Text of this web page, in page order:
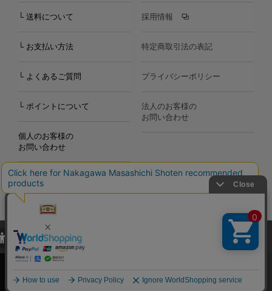
└ 送料について
└ お支払い方法
└ よくあるご質問
└ ポイントについて
個人のお客様の
お問い合わせ
採用情報
特定商取引法の表記
プライバシーポリシー
法人のお客様の
お問い合わせ
Copyright©2000-2026
Nakagawa Masashichi Shoten All Rights Reserved.
当サイトでは、当サイト内における閲覧履歴・属性情報などの取得およ
び利便性向上のためにクッキー（Cookie）を使用いたします。詳細に
関しては「プライバシーポリシー
承諾する